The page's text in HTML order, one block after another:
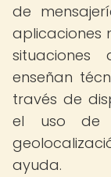
de
aplicaciones
situaciones
enseñan
través de
el uso de
ayuda.